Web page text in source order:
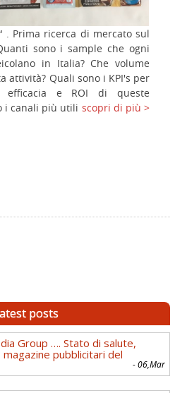
. Prima ricerca di mercato sul
sono i sample che ogni
in Italia? Che volume
attività? Quali sono i KPI's per
efficacia e ROI di queste
i canali più utili scopri di più >
posts
Group …. Stato di salute,
pubblicitari del
- 06,Mar